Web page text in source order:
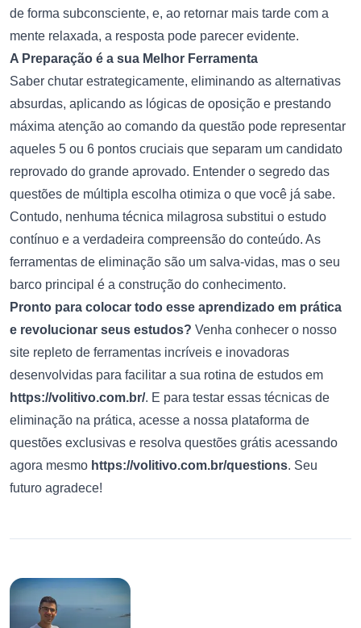
de forma subconsciente, e, ao retornar mais tarde com a
mente relaxada, a resposta pode parecer evidente.
A Preparação é a sua Melhor Ferramenta
Saber chutar estrategicamente, eliminando as alternativas
absurdas, aplicando as lógicas de oposição e prestando
máxima atenção ao comando da questão pode representar
aqueles 5 ou 6 pontos cruciais que separam um candidato
reprovado do grande aprovado. Entender o segredo das
questões de múltipla escolha otimiza o que você já sabe.
Contudo, nenhuma técnica milagrosa substitui o estudo
contínuo e a verdadeira compreensão do conteúdo. As
ferramentas de eliminação são um salva-vidas, mas o seu
barco principal é a construção do conhecimento.
Pronto para colocar todo esse aprendizado em prática
e revolucionar seus estudos? Venha conhecer o nosso
site repleto de ferramentas incríveis e inovadoras
desenvolvidas para facilitar a sua rotina de estudos em
https://volitivo.com.br/. E para testar essas técnicas de
eliminação na prática, acesse a nossa plataforma de
questões exclusivas e resolva questões grátis acessando
agora mesmo https://volitivo.com.br/questions. Seu
futuro agradece!